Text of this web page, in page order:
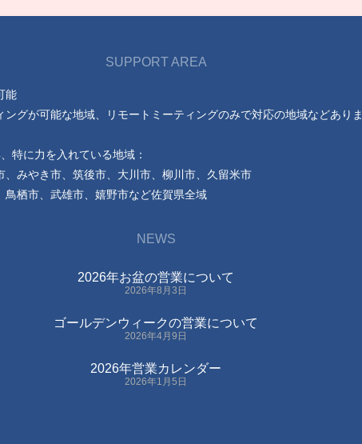
SUPPORT AREA
能
ングが可能な地域、リモートミーティングのみで対応の地域などありま
特に力を入れている地域：
、みやき市、筑後市、大川市、柳川市、久留米市
鳥栖市、武雄市、嬉野市など佐賀県全域
NEWS
2026年お盆の営業について
2026年8月3日
ゴールデンウィークの営業について
2026年4月9日
2026年営業カレンダー
2026年1月5日